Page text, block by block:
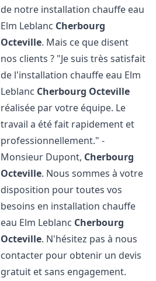
de notre installation chauffe eau
Elm Leblanc Cherbourg
Octeville. Mais ce que disent
nos clients ? "Je suis très satisfait
de l'installation chauffe eau Elm
Leblanc Cherbourg Octeville
réalisée par votre équipe. Le
travail a été fait rapidement et
professionnellement." -
Monsieur Dupont, Cherbourg
Octeville. Nous sommes à votre
disposition pour toutes vos
besoins en installation chauffe
eau Elm Leblanc Cherbourg
Octeville. N'hésitez pas à nous
contacter pour obtenir un devis
gratuit et sans engagement.